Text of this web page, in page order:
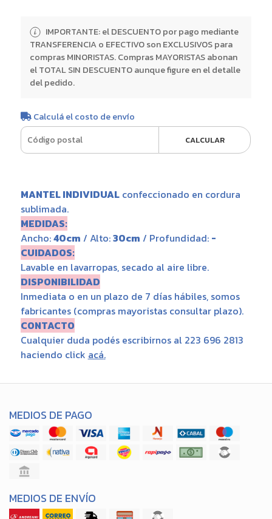
IMPORTANTE: el DESCUENTO por pago mediante
TRANSFERENCIA o EFECTIVO son EXCLUSIVOS para
compras MINORISTAS. Compras MAYORISTAS abonan
el TOTAL SIN DESCUENTO aunque figure en el detalle
del pedido.
Calculá el costo de envío
CALCULAR
MANTEL INDIVIDUALconfeccionado en cordura
sublimada.
MEDIDAS:
Ancho:40cm / Alto:30cm / Profundidad: -
CUIDADOS:
Lavable en lavarropas, secado al aire libre.
DISPONIBILIDAD
Inmediata o en un plazo de 7 días hábiles, somos
fabricantes (compras mayoristas consultar plazo).
CONTACTO
Cualquier duda podés escribirnos al 223 696 2813
haciendo click acá.
MEDIOS DE PAGO
MEDIOS DE ENVÍO